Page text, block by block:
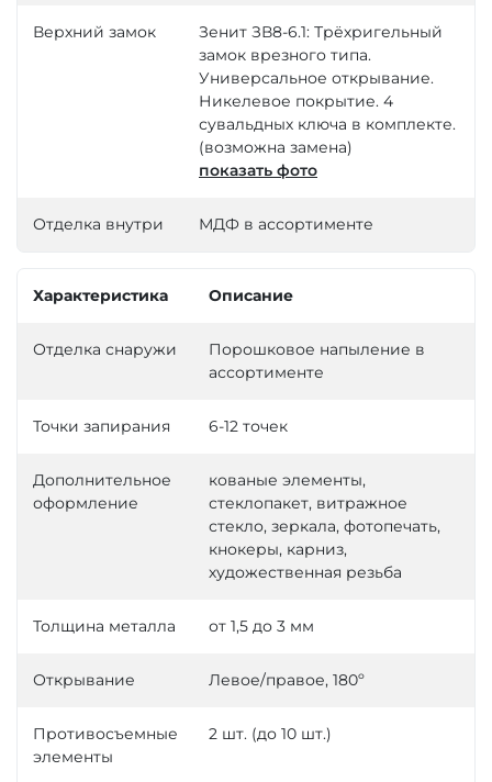
Верхний замок
Зенит ЗВ8-6.1: Трёхригельный
замок врезного типа.
Универсальное открывание.
Никелевое покрытие. 4
сувальдных ключа в комплекте.
(возможна замена)
показать фото
Отделка внутри МДФ в ассортименте
Характеристика Описание
Отделка снаружи
Порошковое напыление в
ассортименте
Точки запирания 6-12 точек
Дополнительное
оформление
кованые элементы,
стеклопакет, витражное
стекло, зеркала, фотопечать,
кнокеры, карниз,
художественная резьба
Толщина металла от 1,5 до 3 мм
Открывание Левое/правое, 180º
Противосъемные
элементы
2 шт. (до 10 шт.)